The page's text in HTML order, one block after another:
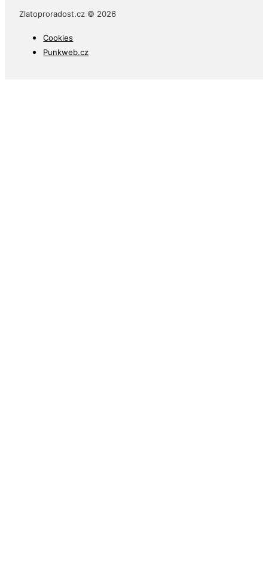
Zlatoproradost.cz © 2026
Cookies
Punkweb.cz